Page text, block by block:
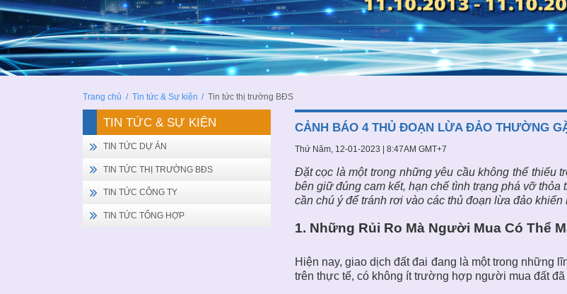
Trang chủ / Tin tức & Sự kiện / Tin tức thị trường BĐS
CẢNH BÁO 4 THỦ ĐOẠN LỪA ĐẢO THƯỜNG
Thứ Năm, 12-01-2023 | 8:47AM GMT+7
Đặt cọc là một trong những yêu cầu không thể thiếu
bên giữ đúng cam kết, hạn chế tình trạng phá vỡ
cần chú ý để tránh rơi vào các thủ đoạn lừa đảo
1. Những Rủi Ro Mà Người Mua Có Thể
Hiện nay, giao dịch đất đai đang là một trong những
trên thực tế, có không ít trường hợp người mua đất
TIN TỨC & SỰ KIỆN
TIN TỨC DỰ ÁN
TIN TỨC THỊ TRƯỜNG BĐS
TIN TỨC CÔNG TY
TIN TỨC TỔNG HỢP